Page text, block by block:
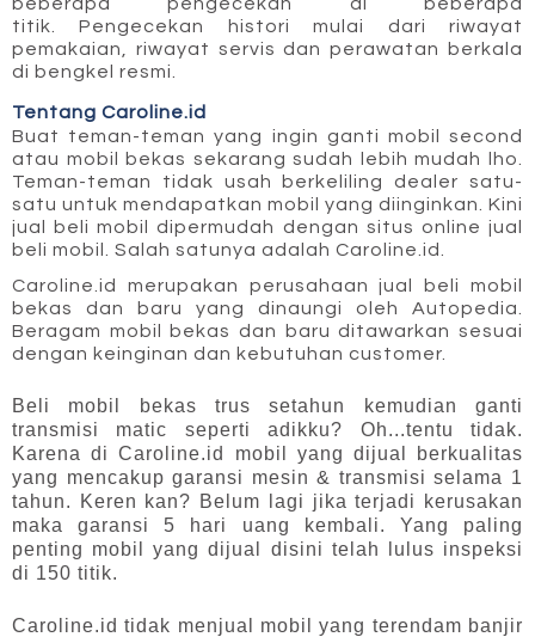
titik. Pengecekan histori mulai dari riwayat
pemakaian, riwayat servis dan perawatan berkala
di bengkel resmi.
Tentang Caroline.id
Buat teman-teman yang ingin ganti mobil second
atau mobil bekas sekarang sudah lebih mudah lho.
Teman-teman tidak usah berkeliling dealer satu-
satu untuk mendapatkan mobil yang diinginkan. Kini
jual beli mobil dipermudah dengan situs online jual
beli mobil. Salah satunya adalah Caroline.id.
Caroline.id merupakan perusahaan jual beli mobil
bekas dan baru yang dinaungi oleh Autopedia.
Beragam mobil bekas dan baru ditawarkan sesuai
dengan keinginan dan kebutuhan customer.
Beli mobil bekas trus setahun kemudian ganti
transmisi matic seperti adikku? Oh...tentu tidak.
Karena di Caroline.id mobil yang dijual berkualitas
yang mencakup garansi mesin & transmisi selama 1
tahun. Keren kan? Belum lagi jika terjadi kerusakan
maka garansi 5 hari uang kembali. Yang paling
penting mobil yang dijual disini telah lulus inspeksi
di 150 titik.
Caroline.id tidak menjual mobil yang terendam banjir